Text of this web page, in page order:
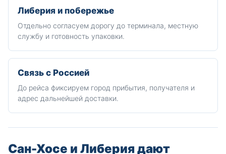
Либерия и побережье
Отдельно согласуем дорогу до терминала, местную
службу и готовность упаковки.
Связь с Россией
До рейса фиксируем город прибытия, получателя и
адрес дальнейшей доставки.
Сан-Хосе и Либерия дают